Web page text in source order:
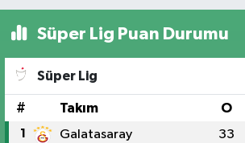
Süper Lig Puan Durumu
Süper Lig
# Takım O
1 Galatasaray 33